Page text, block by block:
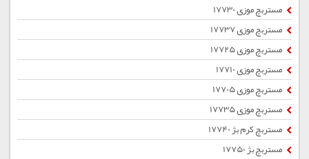
مستربچ موزی 17730
مستربچ موزی 17737
مستربچ موزی 17725
مستربچ موزی 17710
مستربچ موزی 17705
مستربچ موزی 17735
مستربچ کرم بژ 17740
مستربچ بژ 17750